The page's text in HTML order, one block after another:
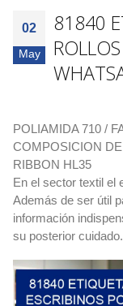
02
May
81840
POLIAMIDA 710 /
COMPOSICION
RIBBON HL35
En el sector textil el
Además de ser útil
información
su posterior cuidado.